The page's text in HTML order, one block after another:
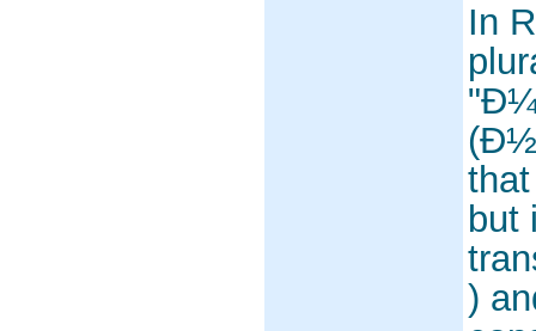
In
but
)